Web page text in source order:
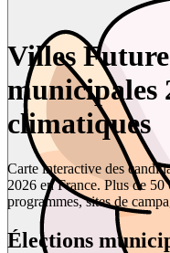
Villes
municipales
climatiques
Carte interactive des
2026 en France. Plus de
programmes, sites de
Élections